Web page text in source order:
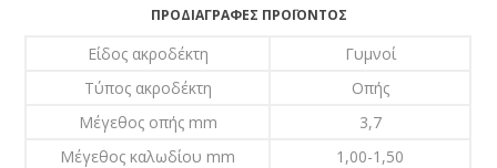
ΠΡΟΔΙΑΓΡΑΦΈΣ ΠΡΟΪΌΝΤΟΣ
Είδος ακροδέκτη
Γυμνoί
Τύπος ακροδέκτη
Οπής
Μέγεθος οπής mm
3,7
Μέγεθος καλωδίου mm
1,00-1,50